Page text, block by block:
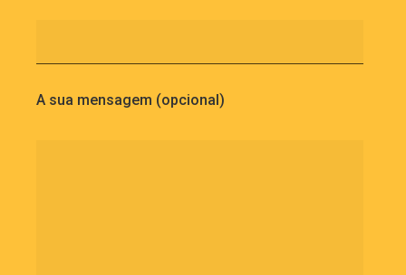
A sua mensagem (opcional)